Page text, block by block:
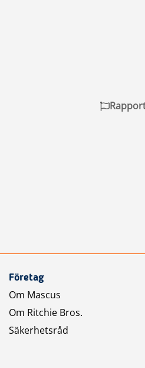
Företag
Om Mascus
Om Ritchie Bros.
Säkerhetsråd